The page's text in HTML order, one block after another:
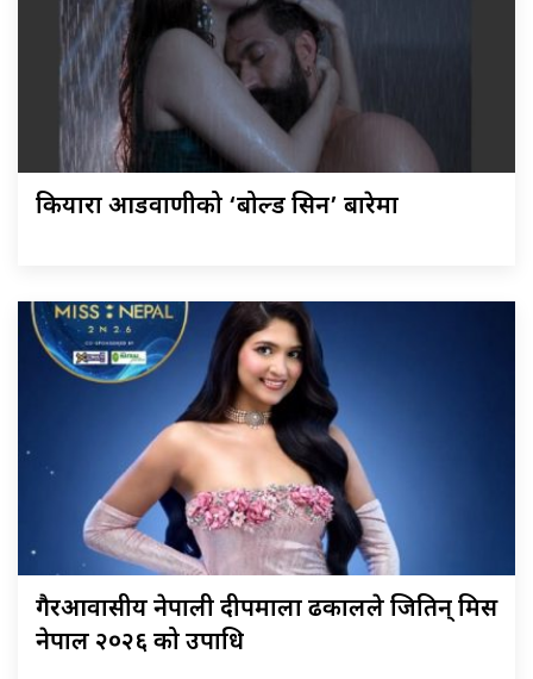
कियारा आडवाणीको ‘बोल्ड सिन’ बारेमा
गैरआवासीय नेपाली दीपमाला ढकालले जितिन् मिस
नेपाल २०२६ को उपाधि